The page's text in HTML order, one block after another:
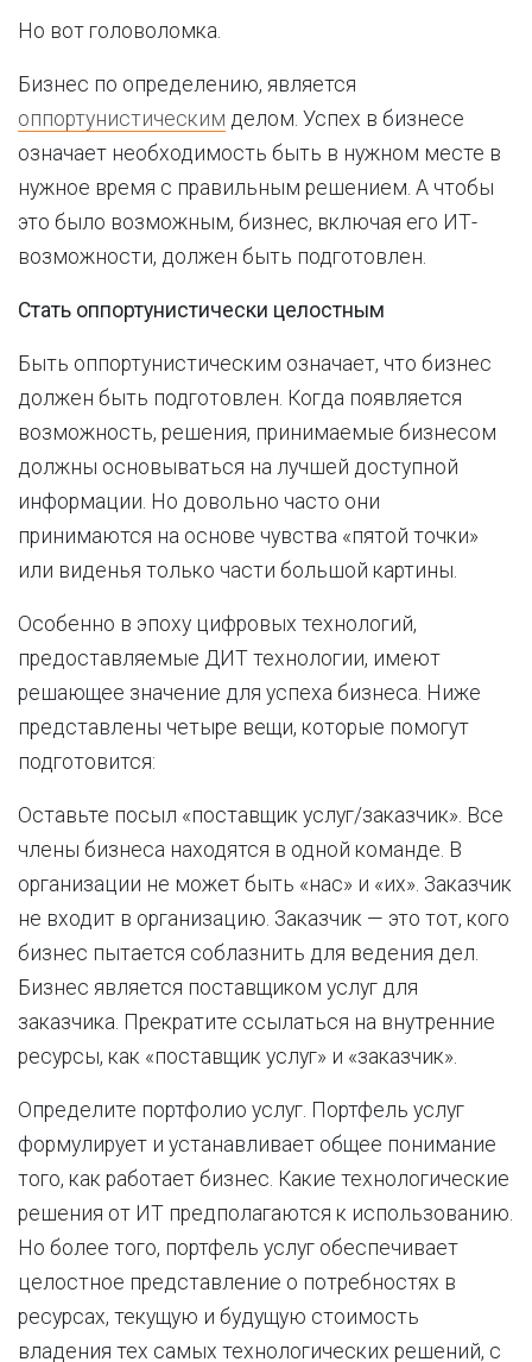
Но вот головоломка.
Бизнес по определению, является
оппортунистическим делом. Успех в бизнесе
означает необходимость быть в нужном месте в
нужное время с правильным решением. А чтобы
это было возможным, бизнес, включая его ИТ-
возможности, должен быть подготовлен.
Стать оппортунистически целостным
Быть оппортунистическим означает, что бизнес
должен быть подготовлен. Когда появляется
возможность, решения, принимаемые бизнесом
должны основываться на лучшей доступной
информации. Но довольно часто они
принимаются на основе чувства «пятой точки»
или виденья только части большой картины.
Особенно в эпоху цифровых технологий,
предоставляемые ДИТ технологии, имеют
решающее значение для успеха бизнеса. Ниже
представлены четыре вещи, которые помогут
подготовится:
Оставьте посыл «поставщик услуг/заказчик». Все
члены бизнеса находятся в одной команде. В
организации не может быть «нас» и «их». Заказчик
не входит в организацию. Заказчик — это тот, кого
бизнес пытается соблазнить для ведения дел.
Бизнес является поставщиком услуг для
заказчика. Прекратите ссылаться на внутренние
ресурсы, как «поставщик услуг» и «заказчик».
Определите портфолио услуг. Портфель услуг
формулирует и устанавливает общее понимание
того, как работает бизнес. Какие технологические
решения от ИТ предполагаются к использованию.
Но более того, портфель услуг обеспечивает
целостное представление о потребностях в
ресурсах, текущую и будущую стоимость
владения тех самых технологических решений, с